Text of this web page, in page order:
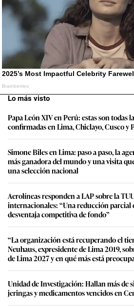
Lo más visto
Papa León XIV en Perú: estas son todas
confirmadas en Lima, Chiclayo, Cusco y
Simone Biles en Lima: paso a paso, la
más ganadora del mundo y una visita
una selección nacional
Aerolíneas responden a LAP sobre la
internacionales: “Una reducción parcial
desventaja competitiva de fondo”
“La organización está recuperando el
Neuhaus, expresidente de Lima 2019,
de Lima 2027 y en qué más está
Unidad de Investigación: Hallan más de
jeringas y medicamentos vencidos en